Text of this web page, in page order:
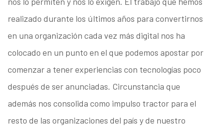
realizado durante los últimos años para convertirnos
en una organización cada vez más digital nos ha
colocado en un punto en el que podemos apostar por
comenzar a tener experiencias con tecnologías poco
después de ser anunciadas. Circunstancia que
además nos consolida como impulso tractor para el
resto de las organizaciones del país y de nuestro